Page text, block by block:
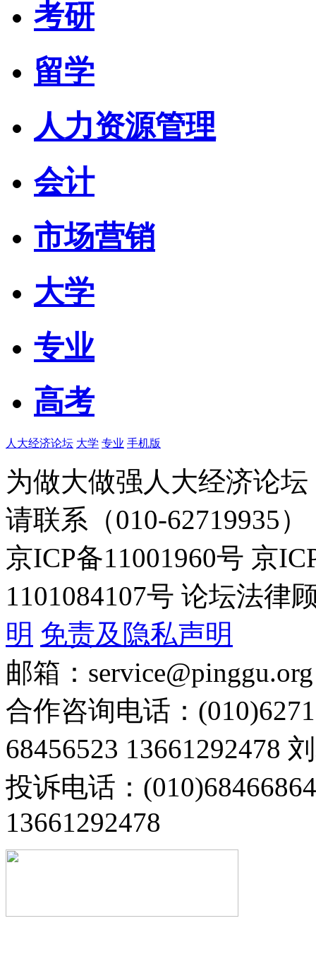
考研
留学
人力资源管理
会计
市场营销
大学
专业
高考
人大经济论坛 大学 专业 手机版
为做大做强人大经济论
请联系（010-62719935）
京ICP备11001960号 京
1101084107号 论坛法律
明 免责及隐私声明
邮箱：service@pinggu.org
合作咨询电话：
68456523 13661292478
投诉电话：
13661292478